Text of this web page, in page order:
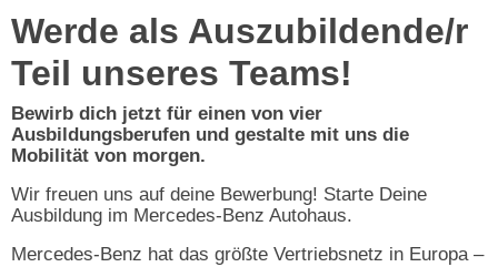
Werde als Auszubildende/r
Teil unseres Teams!
Bewirb dich jetzt für einen von vier
Ausbildungsberufen und gestalte mit uns die
Mobilität von morgen.
Wir freuen uns auf deine Bewerbung! Starte Deine
Ausbildung im Mercedes-Benz Autohaus.
Mercedes-Benz hat das größte Vertriebsnetz in Europa –